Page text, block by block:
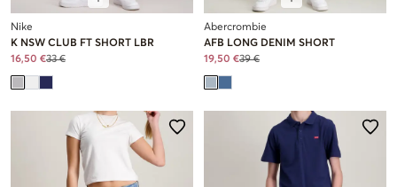
Nike
K NSW CLUB FT SHORT LBR
16,50 €33 €
Abercrombie
AFB LONG DENIM SHORT
19,50 €39 €